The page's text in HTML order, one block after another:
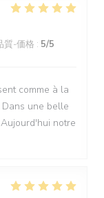
質-価格 : 5/5
comme à la
Dans une belle
notre